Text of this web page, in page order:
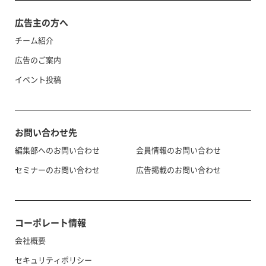
広告主の方へ
チーム紹介
広告のご案内
イベント投稿
お問い合わせ先
編集部へのお問い合わせ
セミナーのお問い合わせ
会員情報のお問い合わせ
広告掲載のお問い合わせ
コーポレート情報
会社概要
セキュリティポリシー